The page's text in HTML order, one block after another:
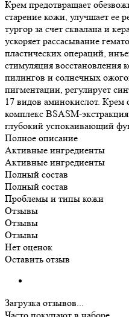
Крем предотвращает
старение кожи, улучшает ее
тургор за счет сквалана и
ускоряет рассасывание
пластических операций,
стимуляция восстановления
пилингов и солнечных
пигментации, регулирует
17 видов аминокислот. Крем
комплекс BSASM-
глубокий успокаивающий
Полное описание
Активные ингредиенты
Активные ингредиенты
Полный состав
Полный состав
Проблемы и типы кожи
Отзывы
Отзывы
Отзывы
Нет оценок
Оставить отзыв
Загрузка отзывов...